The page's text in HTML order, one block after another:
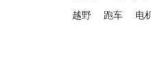
越野
跑车 电